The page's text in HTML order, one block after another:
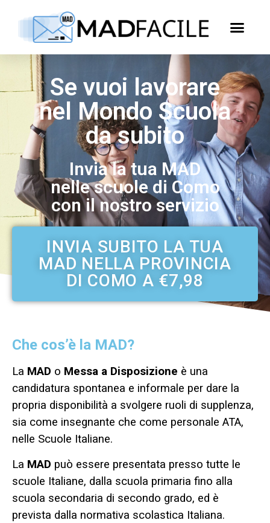
Se vuoi lavorare
nel Mondo Scuola
da subito
Invia la tua MAD
nelle scuole di Como
con il nostro servizio
INVIA SUBITO LA TUA
MAD NELLA PROVINCIA
DI COMO A €7,98
Che cos’è la MAD?
La MAD o Messa a Disposizione è una
candidatura spontanea e informale per dare la
propria disponibilità a svolgere ruoli di supplenza,
sia come insegnante che come personale ATA,
nelle Scuole Italiane.
La MAD può essere presentata presso tutte le
scuole Italiane, dalla scuola primaria fino alla
scuola secondaria di secondo grado, ed è
prevista dalla normativa scolastica Italiana.